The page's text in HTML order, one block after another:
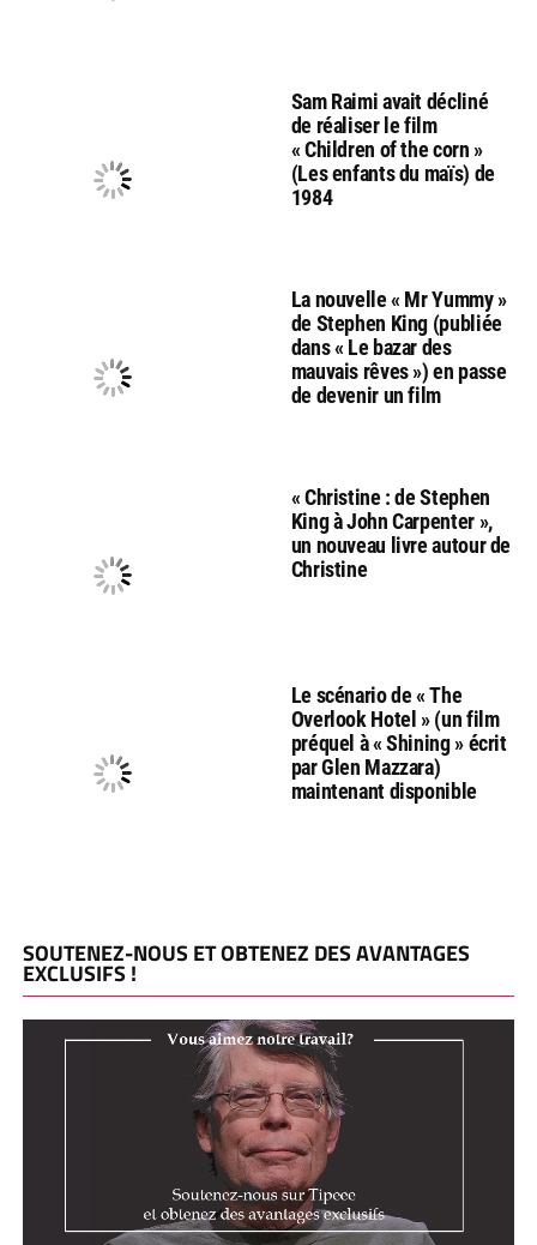
Sam Raimi avait décliné
de réaliser le film
« Children of the corn »
(Les enfants du maïs) de
1984
La nouvelle « Mr Yummy »
de Stephen King (publiée
dans « Le bazar des
mauvais rêves ») en passe
de devenir un film
« Christine : de Stephen
King à John Carpenter »,
un nouveau livre autour de
Christine
Le scénario de « The
Overlook Hotel » (un film
préquel à « Shining » écrit
par Glen Mazzara)
maintenant disponible
SOUTENEZ-NOUS ET OBTENEZ DES AVANTAGES
EXCLUSIFS !